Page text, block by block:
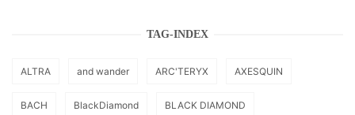
TAG-INDEX
ALTRA and wander ARC'TERYX AXESQUIN
BACH BlackDiamond BLACK DIAMOND